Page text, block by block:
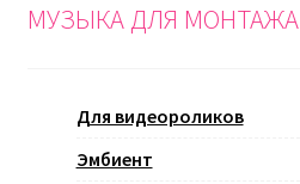
МУЗЫКА ДЛЯ МОНТАЖА
Для видеороликов
Эмбиент